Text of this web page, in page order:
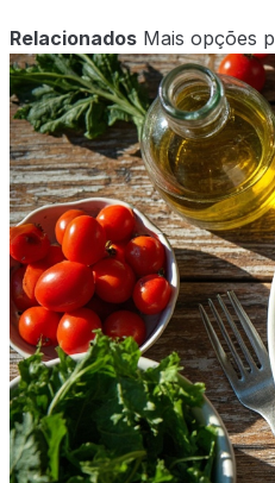
Relacionados Mais opções